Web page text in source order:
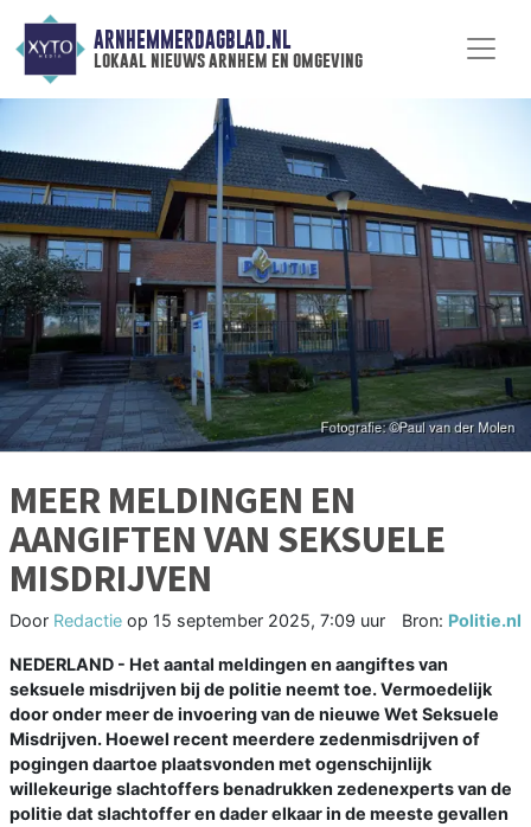
ARNHEMMERDAGBLAD.NL
lokaal nieuws arnhem en omgeving
MEER MELDINGEN EN
AANGIFTEN VAN SEKSUELE
MISDRIJVEN
Door Redactie op 15 september 2025, 7:09 uur Bron: Politie.nl
NEDERLAND - Het aantal meldingen en aangiftes van
seksuele misdrijven bij de politie neemt toe. Vermoedelijk
door onder meer de invoering van de nieuwe Wet Seksuele
Misdrijven. Hoewel recent meerdere zedenmisdrijven of
pogingen daartoe plaatsvonden met ogenschijnlijk
willekeurige slachtoffers benadrukken zedenexperts van de
politie dat slachtoffer en dader elkaar in de meeste gevallen